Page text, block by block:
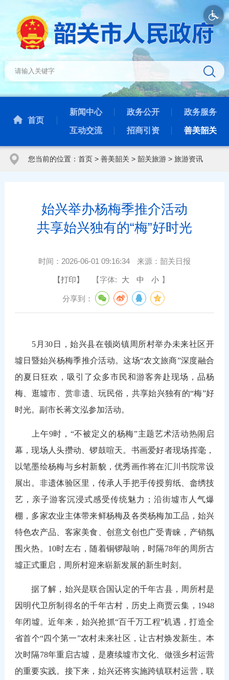
首页
新闻中心 政务公开 政务服务
互动交流 招商引资 善美韶关
您当前的位置： 首页> 善美韶关> 韶关旅游> 旅游资讯
始兴举办杨梅季推介活动
共享始兴独有的“梅”好时光
时间： 2026-06-01 09:16:34 来源： 韶关日报
【打印】 【字体: 大 中 小 】
分享到：
5月30日，始兴县在顿岗镇周所村举办未来社区开
墟日暨始兴杨梅季推介活动。这场“农文旅商”深度融合
的夏日狂欢，吸引了众多市民和游客奔赴现场，品杨
梅、逛墟市、赏非遗、玩民俗，共享始兴独有的“梅”好
时光。副市长蒋文泓参加活动。
上午9时，“不被定义的杨梅”主题艺术活动热闹启
幕，现场人头攒动、锣鼓喧天。书画爱好者现场挥毫，
以笔墨绘杨梅与乡村新貌，优秀画作将在汇川书院常设
展出。非遗体验区里，传承人手把手传授剪纸、畲绣技
艺，亲子游客沉浸式感受传统魅力；沿街墟市人气爆
棚，多家农业主体带来鲜杨梅及各类杨梅加工品，始兴
特色农产品、客家美食、创意文创也广受青睐，产销氛
围火热。10时左右，随着铜锣敲响，时隔78年的周所古
墟正式重启，周所村迎来崭新发展的新生时刻。
据了解，始兴是联合国认定的千年古县，周所村是
因明代卫所制得名的千年古村，历史上商贾云集，1948
年闭墟。近年来，始兴抢抓“百千万工程”机遇，打造全
省首个“四个第一”农村未来社区，让古村焕发新生。本
次时隔78年重启古墟，是赓续墟市文化、做强乡村运营
的重要实践。接下来，始兴还将实施跨镇联村运营，联